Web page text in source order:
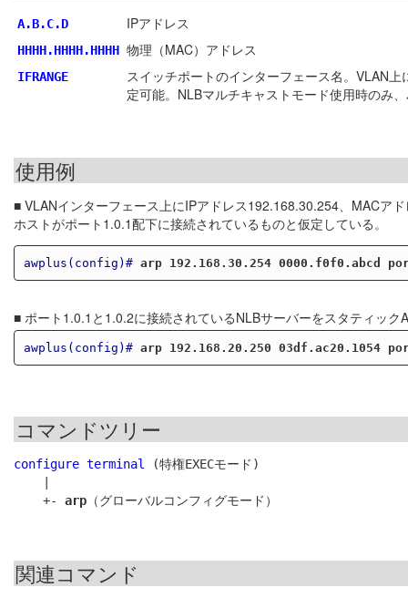
A.B.C.D IPアドレス
HHHH.HHHH.HHHH 物理（MAC）アドレス
IFRANGE
スイッチポートのインターフェース名。VLAN
定可能。NLBマルチキャストモード使用時のみ
使用例
■ VLANインターフェース上にIPアドレス192.168.30.254、MACア
ホストがポート1.0.1配下に接続されているものと仮定している。
awplus(config)# arp 192.168.30.254 0000.f0f0.abcd
■ ポート1.0.1と1.0.2に接続されているNLBサーバーをスタティック
awplus(config)# arp 192.168.20.250 03df.ac20.1054
コマンドツリー
configure terminal
(特権EXECモード)
    +-
arp
関連コマンド